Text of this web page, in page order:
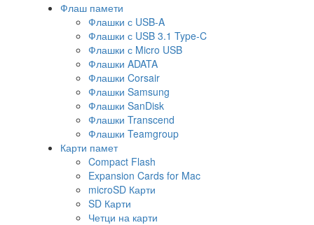
Флаш памети
Флашки с USB-A
Флашки с USB 3.1 Type-C
Флашки с Micro USB
Флашки ADATA
Флашки Corsair
Флашки Samsung
Флашки SanDisk
Флашки Transcend
Флашки Teamgroup
Карти памет
Compact Flash
Expansion Cards for Mac
microSD Карти
SD Карти
Четци на карти